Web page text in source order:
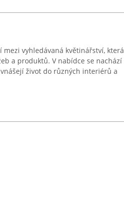
mezi vyhledávaná květinářství, která
a produktů. V nabídce se nachází
život do různých interiérů a